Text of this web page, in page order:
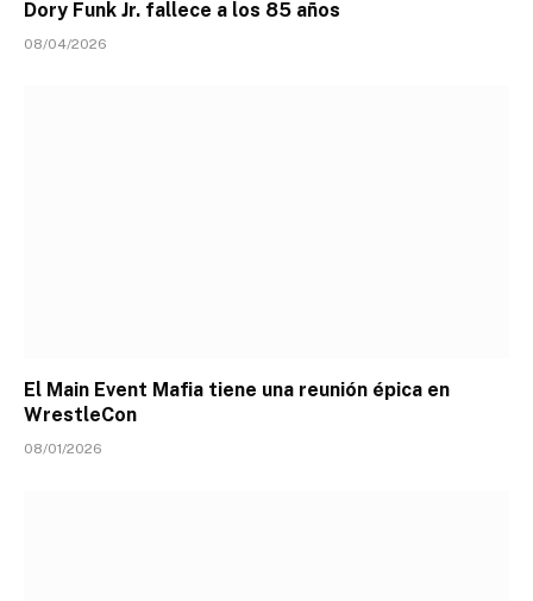
Dory Funk Jr. fallece a los 85 años
08/04/2026
El Main Event Mafia tiene una reunión épica en
WrestleCon
08/01/2026